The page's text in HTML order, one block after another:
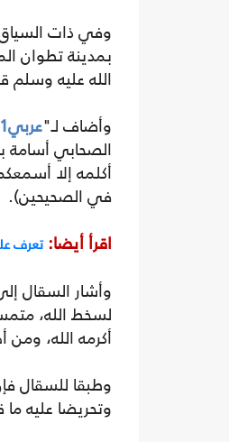
وفي ذات
بمدينة تطوان
الله عليه وسلم
وأضاف لـ"عربي21
الصحابي أسامة
أكلمه إلا
في الصحيحين).
اقرأ أيضا:تعرف
وأشار السقال
لسخط الله،
أكرمه الله، ومن
وطبقا للسقال
وتحريضا عليه